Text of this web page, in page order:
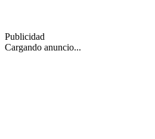
Publicidad
Cargando anuncio...